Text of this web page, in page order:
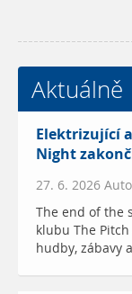
Aktuálně
Elektrizující
Night
27. 6. 2026
The end of the
klubu The
hudby, zábavy